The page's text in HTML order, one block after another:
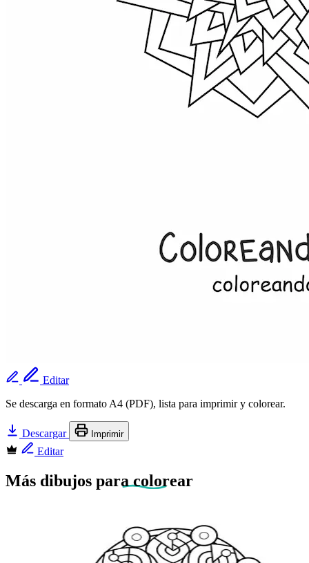
Editar
Se descarga en formato A4 (PDF), lista para imprimir y colorear.
Descargar Imprimir
Editar
Más dibujos para colorear